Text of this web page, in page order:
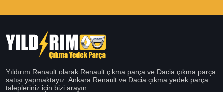
Yıldırım Renault olarak Renault çıkma parça ve Dacia çıkma parça
satışı yapmaktayız. Ankara Renault ve Dacia çıkma yedek parça
talepleriniz için bizi arayın.